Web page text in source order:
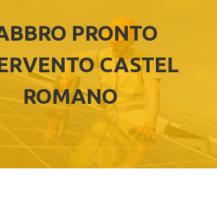
PRONTO
CASTEL
ROMANO